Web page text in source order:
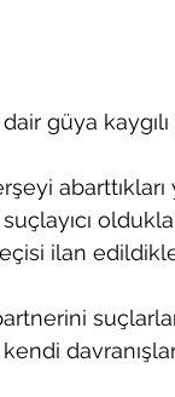
güya
suçlayıcı
ilan